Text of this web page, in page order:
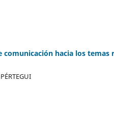
hacia los temas